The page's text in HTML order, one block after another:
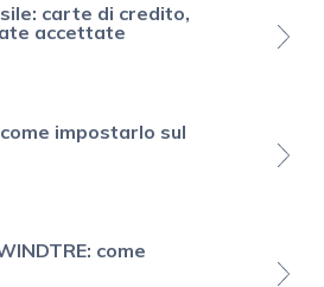
carte di credito,
accettate
impostarlo sul
come